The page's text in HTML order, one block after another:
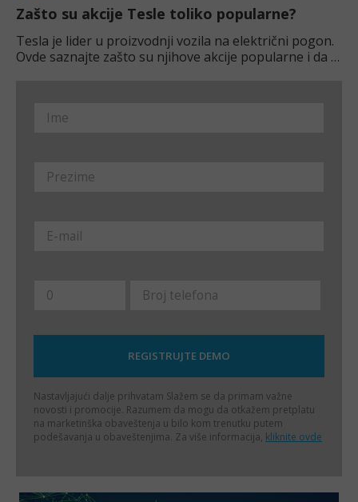
Zašto su akcije Tesle toliko popularne?
Tesla je lider u proizvodnji vozila na električni pogon.
Ovde saznajte zašto su njihove akcije popularne i da li
Nastavljajući dalje prihvatam Slažem se da primam važne
novosti i promocije. Razumem da mogu da otkažem pretplatu
na marketinška obaveštenja u bilo kom trenutku putem
podešavanja u obaveštenjima. Za više informacija, kliknite ovde